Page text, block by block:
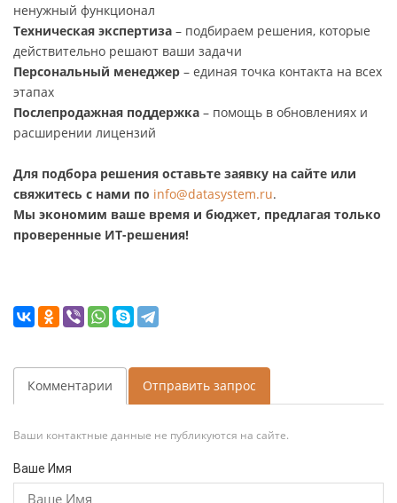
ненужный функционал
Техническая экспертиза – подбираем решения, которые
действительно решают ваши задачи
Персональный менеджер – единая точка контакта на всех
этапах
Послепродажная поддержка – помощь в обновлениях и
расширении лицензий
Для подбора решения оставьте заявку на сайте или
свяжитесь с нами по info@datasystem.ru.
Мы экономим ваше время и бюджет, предлагая только
проверенные ИТ-решения!
Комментарии Отправить запрос
Ваши контактные данные не публикуются на сайте.
Ваше Имя